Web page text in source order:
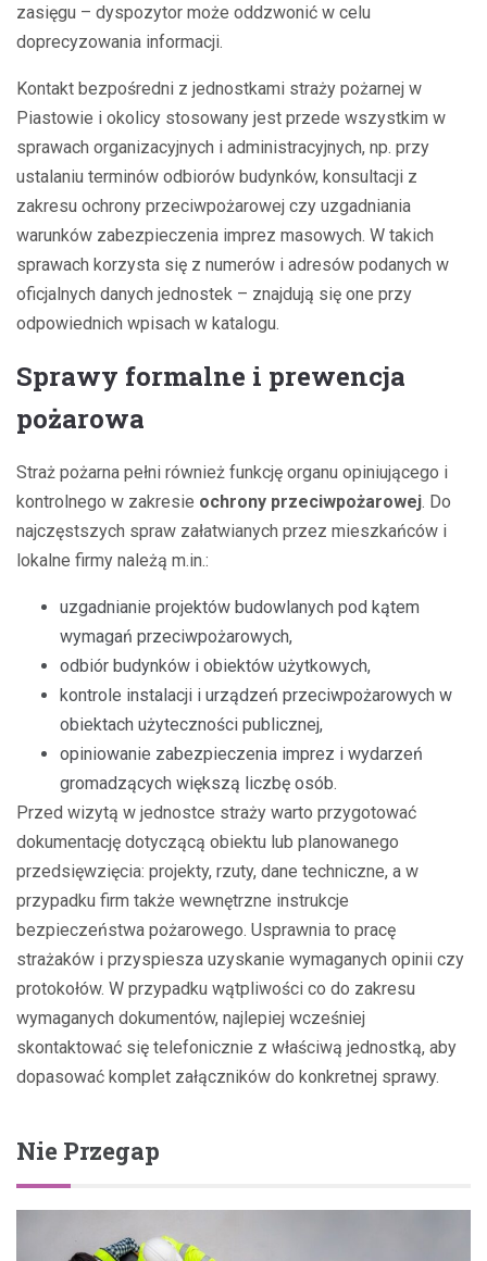
zasięgu – dyspozytor może oddzwonić w celu
doprecyzowania informacji.
Kontakt bezpośredni z jednostkami straży pożarnej w
Piastowie i okolicy stosowany jest przede wszystkim w
sprawach organizacyjnych i administracyjnych, np. przy
ustalaniu terminów odbiorów budynków, konsultacji z
zakresu ochrony przeciwpożarowej czy uzgadniania
warunków zabezpieczenia imprez masowych. W takich
sprawach korzysta się z numerów i adresów podanych w
oficjalnych danych jednostek – znajdują się one przy
odpowiednich wpisach w katalogu.
Sprawy formalne i prewencja
pożarowa
Straż pożarna pełni również funkcję organu opiniującego i
kontrolnego w zakresie ochrony przeciwpożarowej. Do
najczęstszych spraw załatwianych przez mieszkańców i
lokalne firmy należą m.in.:
uzgadnianie projektów budowlanych pod kątem
wymagań przeciwpożarowych,
odbiór budynków i obiektów użytkowych,
kontrole instalacji i urządzeń przeciwpożarowych w
obiektach użyteczności publicznej,
opiniowanie zabezpieczenia imprez i wydarzeń
gromadzących większą liczbę osób.
Przed wizytą w jednostce straży warto przygotować
dokumentację dotyczącą obiektu lub planowanego
przedsięwzięcia: projekty, rzuty, dane techniczne, a w
przypadku firm także wewnętrzne instrukcje
bezpieczeństwa pożarowego. Usprawnia to pracę
strażaków i przyspiesza uzyskanie wymaganych opinii czy
protokołów. W przypadku wątpliwości co do zakresu
wymaganych dokumentów, najlepiej wcześniej
skontaktować się telefonicznie z właściwą jednostką, aby
dopasować komplet załączników do konkretnej sprawy.
Nie Przegap